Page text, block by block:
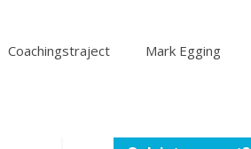
Coachingstraject Mark Egging